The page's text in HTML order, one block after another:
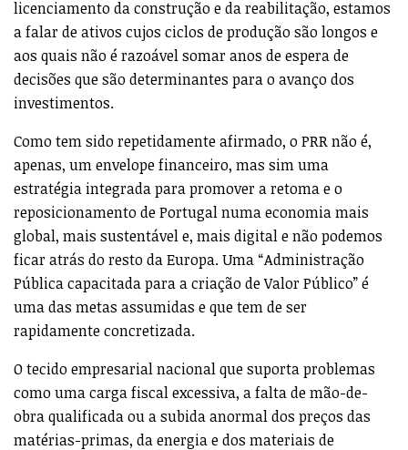
licenciamento da construção e da reabilitação, estamos
a falar de ativos cujos ciclos de produção são longos e
aos quais não é razoável somar anos de espera de
decisões que são determinantes para o avanço dos
investimentos.
Como tem sido repetidamente afirmado, o PRR não é,
apenas, um envelope financeiro, mas sim uma
estratégia integrada para promover a retoma e o
reposicionamento de Portugal numa economia mais
global, mais sustentável e, mais digital e não podemos
ficar atrás do resto da Europa. Uma “Administração
Pública capacitada para a criação de Valor Público” é
uma das metas assumidas e que tem de ser
rapidamente concretizada.
O tecido empresarial nacional que suporta problemas
como uma carga fiscal excessiva, a falta de mão-de-
obra qualificada ou a subida anormal dos preços das
matérias-primas, da energia e dos materiais de